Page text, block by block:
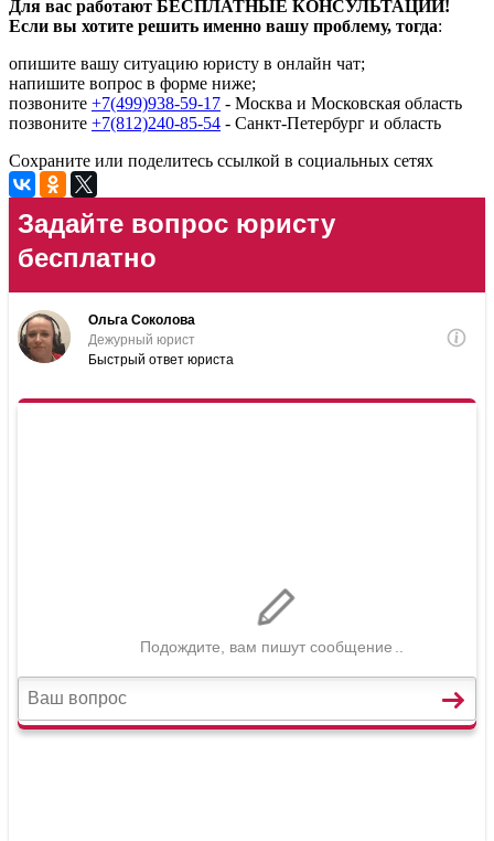
Для вас работают БЕСПЛАТНЫЕ КОНСУЛЬТАЦИИ!
Если вы хотите решить именно вашу проблему, тогда:
опишите вашу ситуацию юристу в онлайн чат;
напишите вопрос в форме ниже;
позвоните +7(499)938-59-17 - Москва и Московская область
позвоните +7(812)240-85-54 - Санкт-Петербург и область
Сохраните или поделитесь ссылкой в социальных сетях